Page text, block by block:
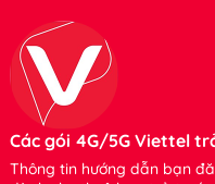
Các gói 4G/5G Viettel
Thông tin hướng dẫn bạn